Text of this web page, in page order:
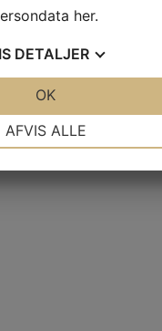
her.
DETALJER
AFVIS ALLE
OK